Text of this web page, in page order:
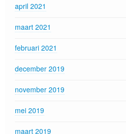
april 2021
maart 2021
februari 2021
december 2019
november 2019
mei 2019
maart 2019